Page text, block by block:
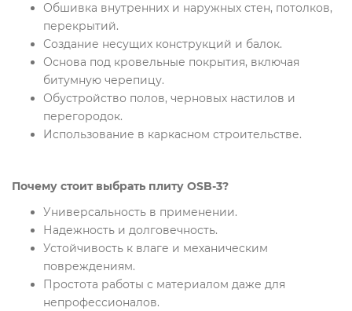
Обшивка внутренних и наружных стен, потолков,
перекрытий.
Создание несущих конструкций и балок.
Основа под кровельные покрытия, включая
битумную черепицу.
Обустройство полов, черновых настилов и
перегородок.
Использование в каркасном строительстве.
Почему стоит выбрать плиту OSB-3?
Универсальность в применении.
Надежность и долговечность.
Устойчивость к влаге и механическим
повреждениям.
Простота работы с материалом даже для
непрофессионалов.